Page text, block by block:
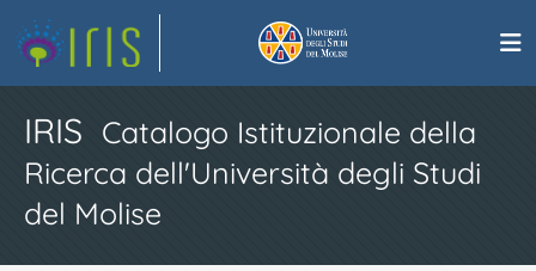
IRIS Catalogo Istituzionale della
Ricerca dell'Università degli Studi
del Molise